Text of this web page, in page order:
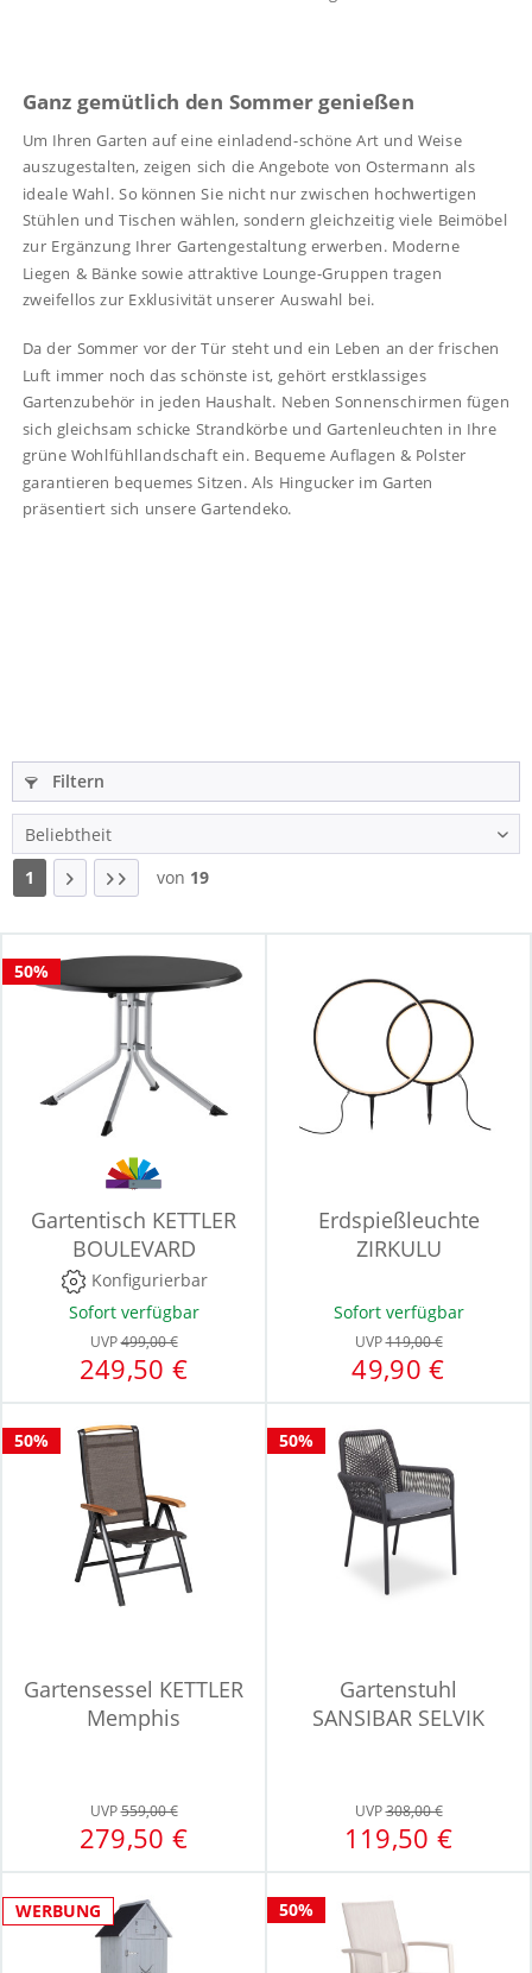
Ganz gemütlich den Sommer genießen
Um Ihren Garten auf eine einladend-schöne Art und Weise
auszugestalten, zeigen sich die Angebote von Ostermann als
ideale Wahl. So können Sie nicht nur zwischen hochwertigen
Stühlen und Tischen wählen, sondern gleichzeitig viele Beimöbel
zur Ergänzung Ihrer Gartengestaltung erwerben. Moderne
Liegen & Bänke sowie attraktive Lounge-Gruppen tragen
zweifellos zur Exklusivität unserer Auswahl bei.
Da der Sommer vor der Tür steht und ein Leben an der frischen
Luft immer noch das schönste ist, gehört erstklassiges
Gartenzubehör in jeden Haushalt. Neben Sonnenschirmen fügen
sich gleichsam schicke Strandkörbe und Gartenleuchten in Ihre
grüne Wohlfühllandschaft ein. Bequeme Auflagen & Polster
garantieren bequemes Sitzen. Als Hingucker im Garten
präsentiert sich unsere Gartendeko.
Filtern
1 von 19
50%
Gartentisch KETTLER
BOULEVARD
Konfigurierbar
Sofort verfügbar
UVP499,00 €
249,50 €
Erdspießleuchte
ZIRKULU
Sofort verfügbar
UVP119,00 €
49,90 €
50%
Gartensessel KETTLER
Memphis
UVP559,00 €
279,50 €
50%
Gartenstuhl
SANSIBAR SELVIK
UVP308,00 €
119,50 €
WERBUNG 50%